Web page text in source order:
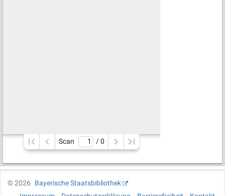
Scan / 0
©2026
Bayerische Staatsbibliothek